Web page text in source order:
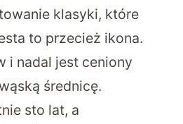
klasyki, które
to przecież ikona.
i nadal jest ceniony
średnicę.
sto lat, a